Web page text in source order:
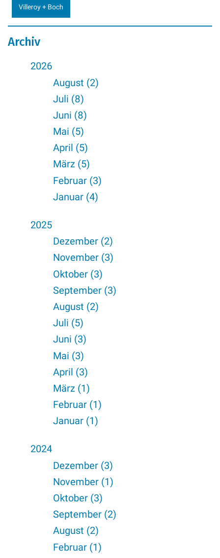
Villeroy + Boch
Archiv
2026
August (2)
Juli (8)
Juni (8)
Mai (5)
April (5)
März (5)
Februar (3)
Januar (4)
2025
Dezember (2)
November (3)
Oktober (3)
September (3)
August (2)
Juli (5)
Juni (3)
Mai (3)
April (3)
März (1)
Februar (1)
Januar (1)
2024
Dezember (3)
November (1)
Oktober (3)
September (2)
August (2)
Februar (1)